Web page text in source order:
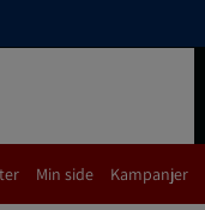
Min side Kampanjer